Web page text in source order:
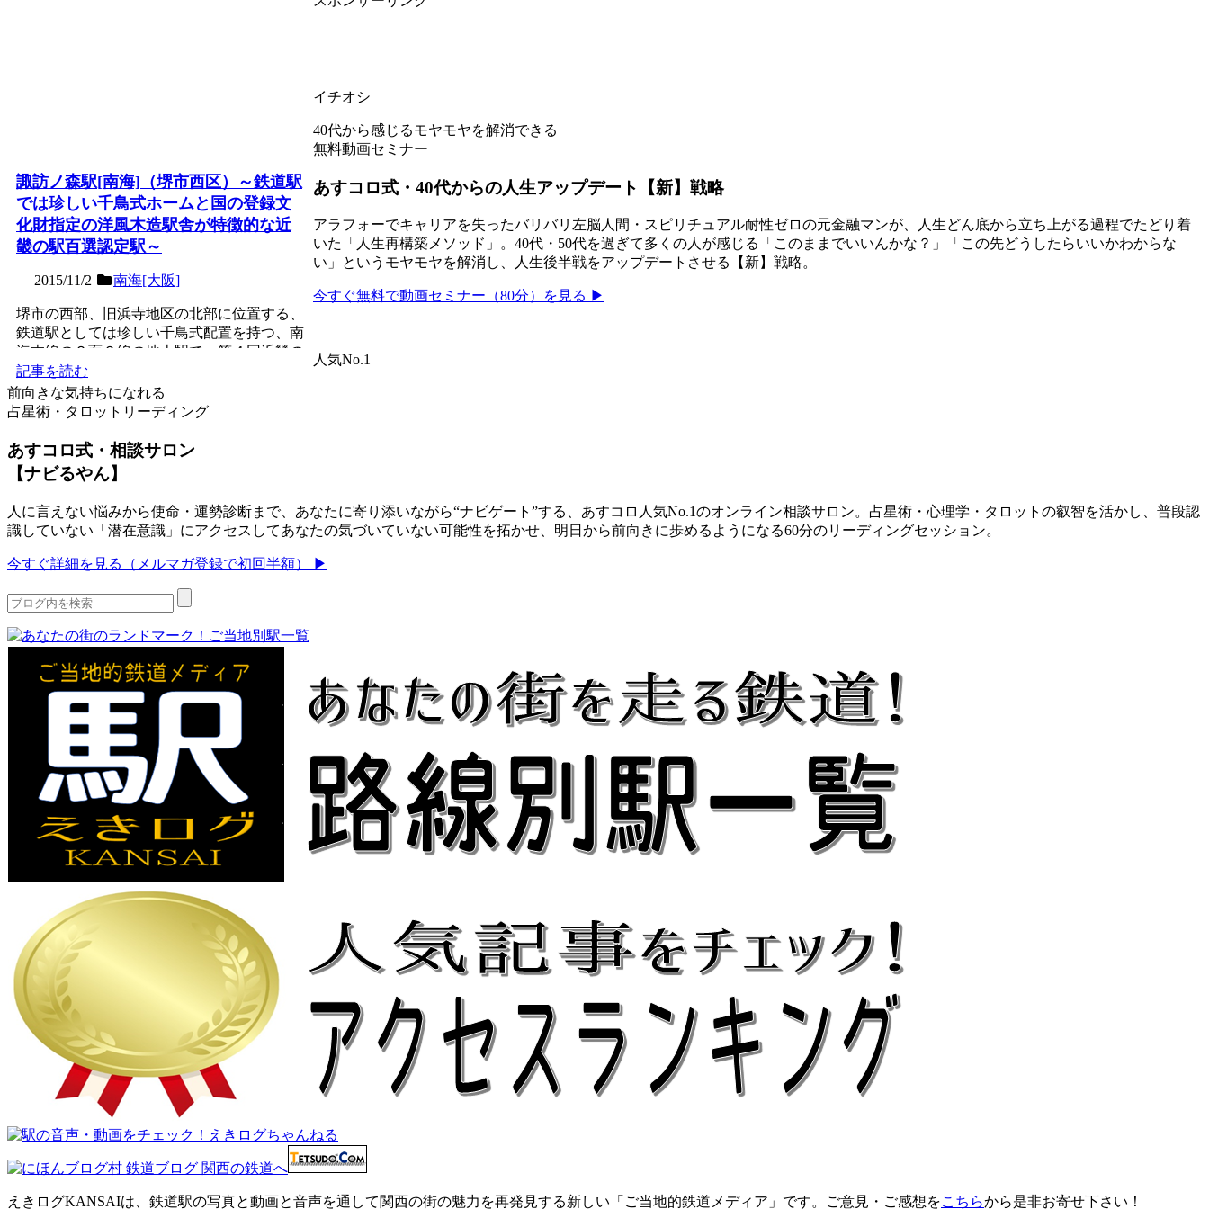
諏訪ノ森駅[南海]（堺市西区）～鉄道駅
では珍しい千鳥式ホームと国の登録文
化財指定の洋風木造駅舎が特徴的な近
畿の駅百選認定駅～
2015/11/2 南海[大阪]
堺市の西部、旧浜寺地区の北部に位置する、
鉄道駅としては珍しい千鳥式配置を持つ、南
海本線の２面２線の地上駅で、第４回近畿の
駅百選認定駅。190...
記事を読む
イチオシ
40代から感じるモヤモヤを解消できる
無料動画セミナー
あすコロ式・40代からの人生アップデート【新】戦略
アラフォーでキャリアを失ったバリバリ左脳人間・スピリチュアル耐性ゼロの元金融マンが、人生どん底から立ち上がる過程でたどり着
いた「人生再構築メソッド」。40代・50代を過ぎて多くの人が感じる「このままでいいんかな？」「この先どうしたらいいかわからな
い」というモヤモヤを解消し、人生後半戦をアップデートさせる【新】戦略。
今すぐ無料で動画セミナー（80分）を見る ▶
人気No.1
前向きな気持ちになれる
占星術・タロットリーディング
あすコロ式・相談サロン
【ナビるやん】
人に言えない悩みから使命・運勢診断まで、あなたに寄り添いながら“ナビゲート”する、あすコロ人気No.1のオンライン相談サロン。占星術・心理学・タロットの叡智を活かし、普段認
識していない「潜在意識」にアクセスしてあなたの気づいていない可能性を拓かせ、明日から前向きに歩めるようになる60分のリーディングセッション。
今すぐ詳細を見る（メルマガ登録で初回半額） ▶
えきログKANSAIは、鉄道駅の写真と動画と音声を通して関西の街の魅力を再発見する新しい「ご当地的鉄道メディア」です。ご意見・ご感想をこちらから是非お寄せ下さい！